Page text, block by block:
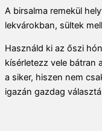
A birsalma remekül
lekvárokban, sültek
Használd ki az őszi
kísérletezz vele bátran
a siker, hiszen nem
igazán gazdag